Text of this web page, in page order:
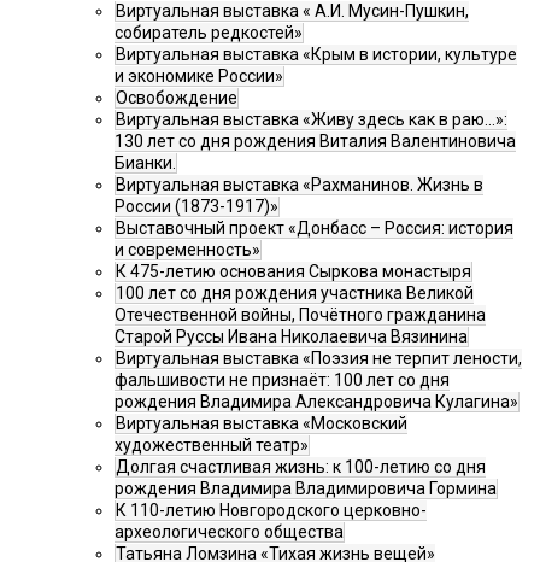
Виртуальная выставка « А.И. Мусин-Пушкин,
собиратель редкостей»
Виртуальная выставка «Крым в истории, культуре
и экономике России»
Освобождение
Виртуальная выставка «Живу здесь как в раю…»:
130 лет со дня рождения Виталия Валентиновича
Бианки.
Виртуальная выставка «Рахманинов. Жизнь в
России (1873-1917)»
Выставочный проект «Донбасс – Россия: история
и современность»
К 475-летию основания Сыркова монастыря
100 лет со дня рождения участника Великой
Отечественной войны, Почётного гражданина
Старой Руссы Ивана Николаевича Вязинина
Виртуальная выставка «Поэзия не терпит лености,
фальшивости не признаёт: 100 лет со дня
рождения Владимира Александровича Кулагина»
Виртуальная выставка «Московский
художественный театр»
Долгая счастливая жизнь: к 100-летию со дня
рождения Владимира Владимировича Гормина
К 110-летию Новгородского церковно-
археологического общества
Татьяна Ломзина «Тихая жизнь вещей»